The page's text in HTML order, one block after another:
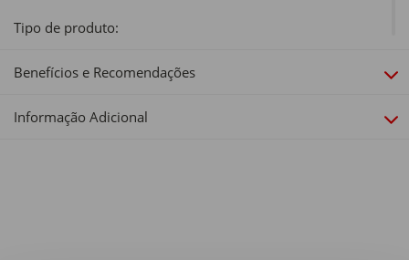
Tipo de produto:
Benefícios e Recomendações
Informação Adicional